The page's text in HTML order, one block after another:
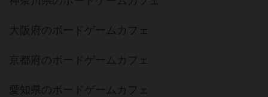
大阪府のボードゲームカフェ
京都府のボードゲームカフェ
愛知県のボードゲームカフェ